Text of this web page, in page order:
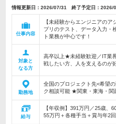
情報更新日：2026/07/31 終了予定日：2026/
仕事内容
【未経験からエンジニアの
プリのテスト、データ入力・
ト業務が中心です！
対象と
なる方
高卒以上★未経験歓迎／IT業
戦したい方、人を支えるのが
勤務地
全国のプロジェクト先<希望
ク相談可能 ★関東・東海・関
給与
【年収例】391万円／25歳、
55万円＋各種手当＋賞与年2